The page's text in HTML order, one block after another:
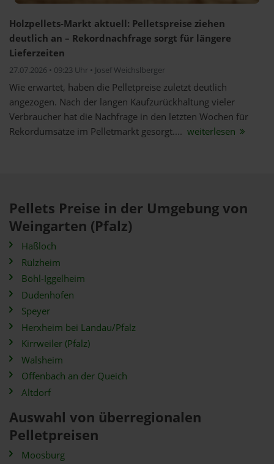
Holzpellets-Markt aktuell: Pelletspreise ziehen
deutlich an – Rekordnachfrage sorgt für längere
Lieferzeiten
27.07.2026 • 09:23 Uhr • Josef Weichslberger
Wie erwartet, haben die Pelletpreise zuletzt deutlich
angezogen. Nach der langen Kaufzurückhaltung vieler
Verbraucher hat die Nachfrage in den letzten Wochen für
Rekordumsätze im Pelletmarkt gesorgt.... weiterlesen
Pellets Preise in der Umgebung von
Weingarten (Pfalz)
Haßloch
Rülzheim
Böhl-Iggelheim
Dudenhofen
Speyer
Herxheim bei Landau/Pfalz
Kirrweiler (Pfalz)
Walsheim
Offenbach an der Queich
Altdorf
Auswahl von überregionalen
Pelletpreisen
Moosburg